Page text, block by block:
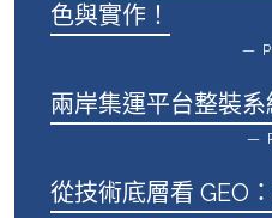
色與實作！
兩岸集運平台整裝
從技術底層看 GEO